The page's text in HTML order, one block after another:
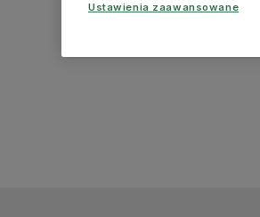
Ustawienia zaawansowane